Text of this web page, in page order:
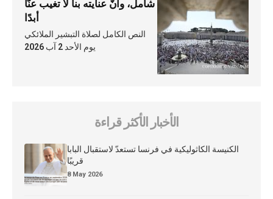
شامل، وأنّ عنايته بنا لا تغيب عنّا
أبدًا
النص الكامل لصلاة التبشير الملائكي
يوم الأحد 2 آب 2026
الأخبار الأكثر قراءة
الكنيسة الكاثوليكية في فرنسا تستعدّ لاستقبال البابا
قريبًا
8 May 2026